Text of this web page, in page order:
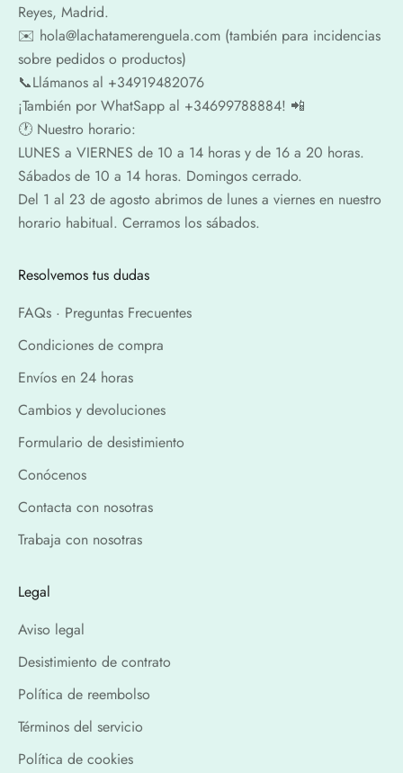
Reyes, Madrid.
✉️​ hola@lachatamerenguela.com (también para incidencias
sobre pedidos o productos)
📞​​Llámanos al +34919482076
¡También por WhatSapp al +34699788884! 📲
🕐​ Nuestro horario:
LUNES a VIERNES de 10 a 14 horas y de 16 a 20 horas.
Sábados de 10 a 14 horas. Domingos cerrado.
Del 1 al 23 de agosto abrimos de lunes a viernes en nuestro
horario habitual. Cerramos los sábados.
Resolvemos tus dudas
FAQs · Preguntas Frecuentes
Condiciones de compra
Envíos en 24 horas
Cambios y devoluciones
Formulario de desistimiento
Conócenos
Contacta con nosotras
Trabaja con nosotras
Legal
Aviso legal
Desistimiento de contrato
Política de reembolso
Términos del servicio
Política de cookies